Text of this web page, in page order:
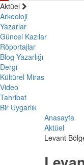
Aktüel
Arkeoloji
Yazarlar
Güncel Kazılar
Röportajlar
Blog Yazarlığı
Dergi
Kültürel Miras
Video
Tahribat
Bir Uygarlık
Anasayfa
Aktüel
Levant